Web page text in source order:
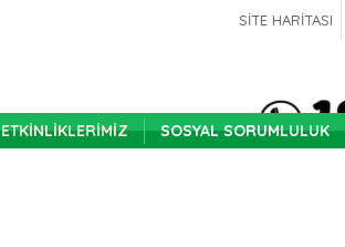
SİTE HARİTASI
ETKINLIKLERIMIZ SOSYAL SORUMLULUK